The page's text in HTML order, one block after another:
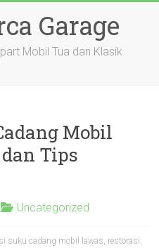
Garage
Mobil Tua dan Klasik
Mobil
Tips
Uncategorized
suku cadang mobil lawas, restorasi,